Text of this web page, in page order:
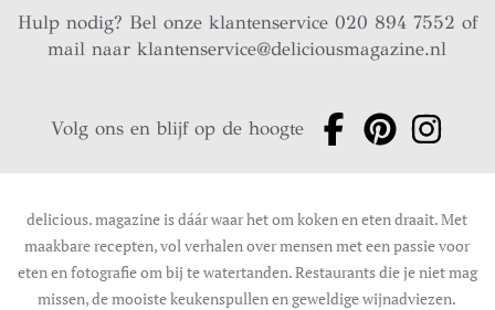
Hulp nodig? Bel onze klantenservice 020 894 7552 of
mail naarklantenservice@deliciousmagazine.nl
Volg ons en blijf op de hoogte
delicious. magazine is dáár waar het om koken en eten draait. Met
maakbare recepten, vol verhalen over mensen met een passie voor
eten en fotografie om bij te watertanden. Restaurants die je niet mag
missen, de mooiste keukenspullen en geweldige wijnadviezen.